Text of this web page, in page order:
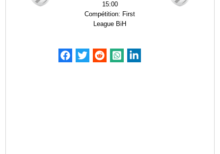
15:00
Compétition: First
League BiH